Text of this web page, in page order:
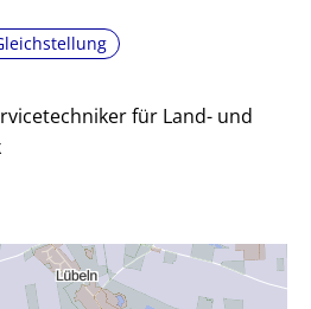
für Land- und